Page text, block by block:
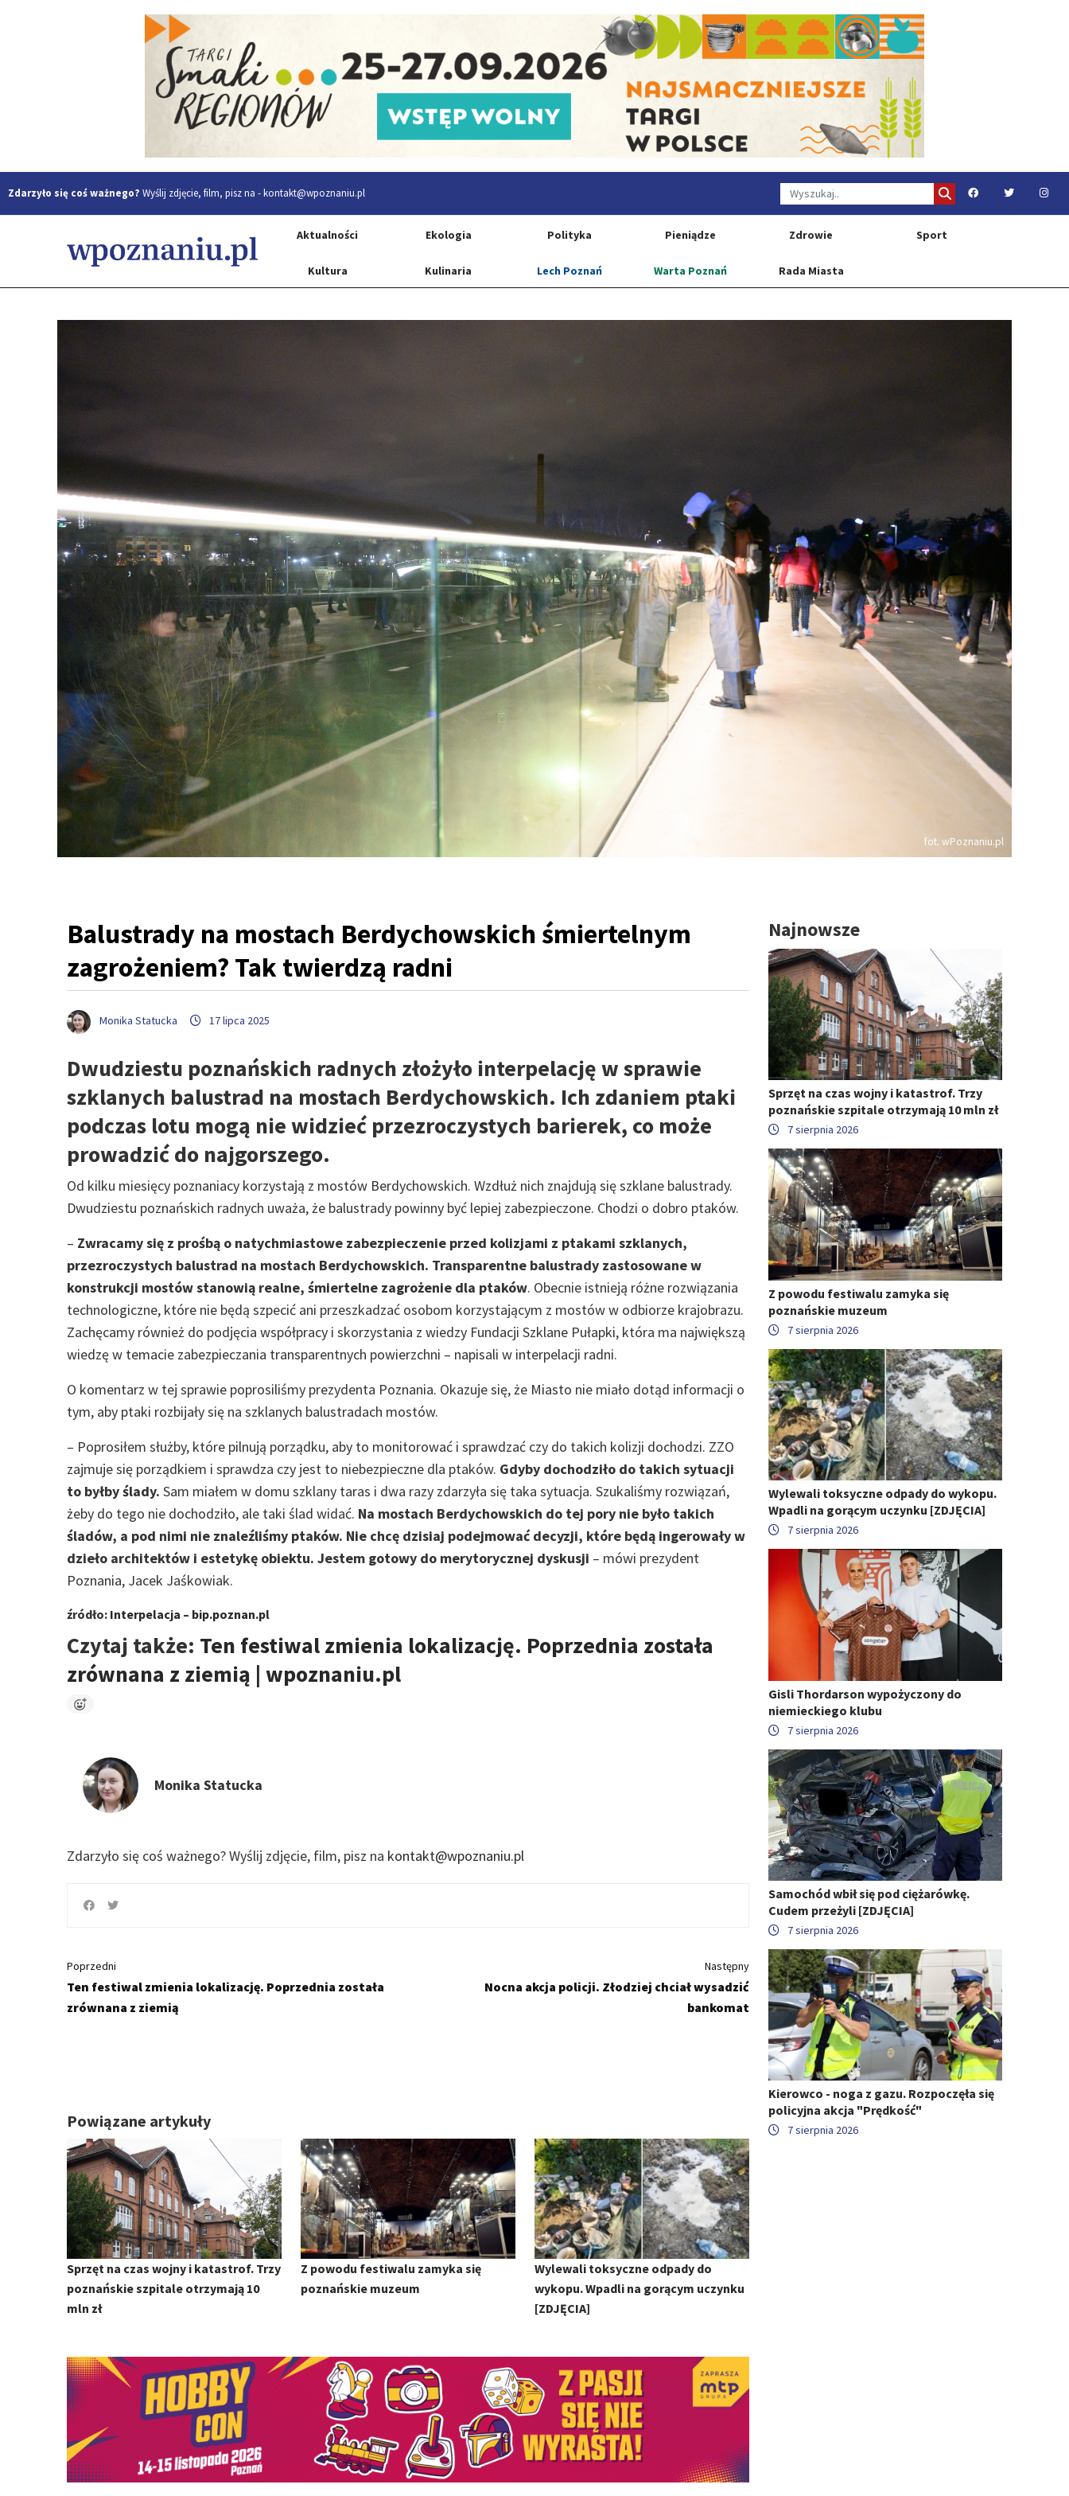
Zdarzyło się coś ważnego? Wyślij zdjęcie, film, pisz na -kontakt@wpoznaniu.pl
Aktualności Ekologia Polityka Pieniądze Zdrowie Sport
Kultura Kulinaria Lech Poznań Warta Poznań Rada Miasta
fot. wPoznaniu.pl
Balustrady na mostach Berdychowskich śmiertelnym
zagrożeniem? Tak twierdzą radni
Monika Statucka 17 lipca 2025
Dwudziestu poznańskich radnych złożyło interpelację w sprawie
szklanych balustrad na mostach Berdychowskich. Ich zdaniem ptaki
podczas lotu mogą nie widzieć przezroczystych barierek, co może
prowadzić do najgorszego.
Od kilku miesięcy poznaniacy korzystają z mostów Berdychowskich. Wzdłuż nich znajdują się szklane balustrady.
Dwudziestu poznańskich radnych uważa, że balustrady powinny być lepiej zabezpieczone. Chodzi o dobro ptaków.
– Zwracamy się z prośbą o natychmiastowe zabezpieczenie przed kolizjami z ptakami szklanych,
przezroczystych balustrad na mostach Berdychowskich. Transparentne balustrady zastosowane w
konstrukcji mostów stanowią realne, śmiertelne zagrożenie dla ptaków. Obecnie istnieją różne rozwiązania
technologiczne, które nie będą szpecić ani przeszkadzać osobom korzystającym z mostów w odbiorze krajobrazu.
Zachęcamy również do podjęcia współpracy i skorzystania z wiedzy Fundacji Szklane Pułapki, która ma największą
wiedzę w temacie zabezpieczania transparentnych powierzchni – napisali w interpelacji radni.
O komentarz w tej sprawie poprosiliśmy prezydenta Poznania. Okazuje się, że Miasto nie miało dotąd informacji o
tym, aby ptaki rozbijały się na szklanych balustradach mostów.
– Poprosiłem służby, które pilnują porządku, aby to monitorować i sprawdzać czy do takich kolizji dochodzi. ZZO
zajmuje się porządkiem i sprawdza czy jest to niebezpieczne dla ptaków. Gdyby dochodziło do takich sytuacji
to byłby ślady. Sam miałem w domu szklany taras i dwa razy zdarzyła się taka sytuacja. Szukaliśmy rozwiązań,
żeby do tego nie dochodziło, ale taki ślad widać. Na mostach Berdychowskich do tej pory nie było takich
śladów, a pod nimi nie znaleźliśmy ptaków. Nie chcę dzisiaj podejmować decyzji, które będą ingerowały w
dzieło architektów i estetykę obiektu. Jestem gotowy do merytorycznej dyskusji – mówi prezydent
Poznania, Jacek Jaśkowiak.
źródło: Interpelacja – bip.poznan.pl
Czytaj także: Ten festiwal zmienia lokalizację. Poprzednia została
zrównana z ziemią | wpoznaniu.pl
Monika Statucka
Zdarzyło się coś ważnego?Wyślij zdjęcie, film, pisz na kontakt@wpoznaniu.pl
Poprzedni
Ten festiwal zmienia lokalizację. Poprzednia została
zrównana z ziemią
Następny
Nocna akcja policji. Złodziej chciał wysadzić
bankomat
Powiązane artykuły
Sprzęt na czas wojny i katastrof. Trzy
poznańskie szpitale otrzymają 10
mln zł
Z powodu festiwalu zamyka się
poznańskie muzeum
Wylewali toksyczne odpady do
wykopu. Wpadli na gorącym uczynku
[ZDJĘCIA]
Najnowsze
Sprzęt na czas wojny i katastrof. Trzy
poznańskie szpitale otrzymają 10 mln zł
7 sierpnia 2026
Z powodu festiwalu zamyka się
poznańskie muzeum
7 sierpnia 2026
Wylewali toksyczne odpady do wykopu.
Wpadli na gorącym uczynku [ZDJĘCIA]
7 sierpnia 2026
Gisli Thordarson wypożyczony do
niemieckiego klubu
7 sierpnia 2026
Samochód wbił się pod ciężarówkę.
Cudem przeżyli [ZDJĘCIA]
7 sierpnia 2026
Kierowco - noga z gazu. Rozpoczęła się
policyjna akcja "Prędkość"
7 sierpnia 2026